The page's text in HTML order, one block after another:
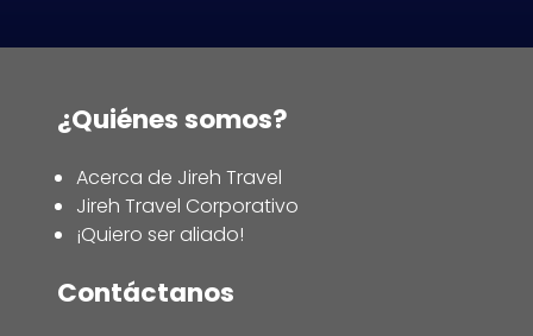
¿Quiénes somos?
Acerca de Jireh Travel
Jireh Travel Corporativo
¡Quiero ser aliado!
Contáctanos